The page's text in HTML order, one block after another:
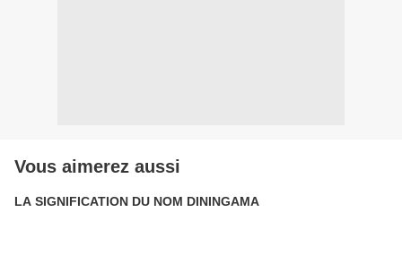
Vous aimerez aussi
LA SIGNIFICATION DU NOM DININGAMA